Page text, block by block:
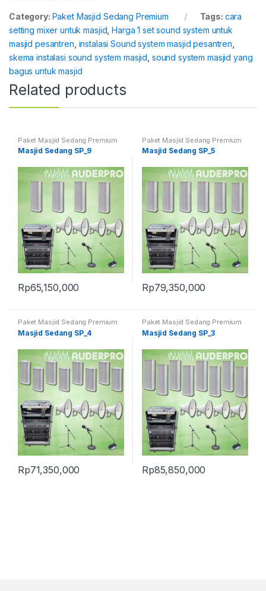
Category: Paket Masjid Sedang Premium Tags: cara
setting mixer untuk masjid ,Harga 1 set sound system untuk
masjid pesantren instalasi Sound system masjid pesantren
skema instalasi sound system masjid sound system masjid yang
bagus untuk masjid
Related products
Paket Masjid Sedang Premium
Masjid Sedang SP_9
Rp65,150,000
Paket Masjid Sedang Premium
Masjid Sedang SP_5
Rp79,350,000
Paket Masjid Sedang Premium
Masjid Sedang SP_4
Rp71,350,000
Paket Masjid Sedang Premium
Masjid Sedang SP_3
Rp85,850,000